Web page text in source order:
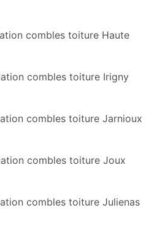
combles toiture Haute
combles toiture Irigny
combles toiture Jarnioux
combles toiture Joux
combles toiture Julienas